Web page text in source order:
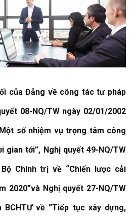
của Đảng về công tác tư pháp
08-NQ/TW ngày 02/01/2002
số nhiệm vụ trọng tâm công
tới”, Nghị quyết 49-NQ/TW
Chính trị về “Chiến lược cải
2020”và Nghị quyết 27-NQ/TW
BCHTƯ về “Tiếp tục xây dựng,